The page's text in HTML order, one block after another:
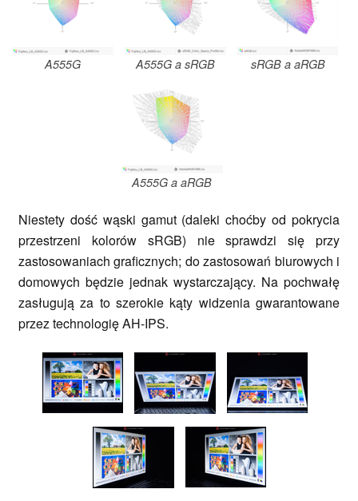
A555G A555G a sRGB sRGB a aRGB
A555G a aRGB
Niestety dość wąski gamut (daleki choćby od pokrycia
przestrzeni kolorów sRGB) nie sprawdzi się przy
zastosowaniach graficznych; do zastosowań biurowych i
domowych będzie jednak wystarczający. Na pochwałę
zasługują za to szerokie kąty widzenia gwarantowane
przez technologię AH-IPS.